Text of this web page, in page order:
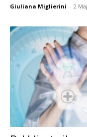
Giuliana Miglierini - 2